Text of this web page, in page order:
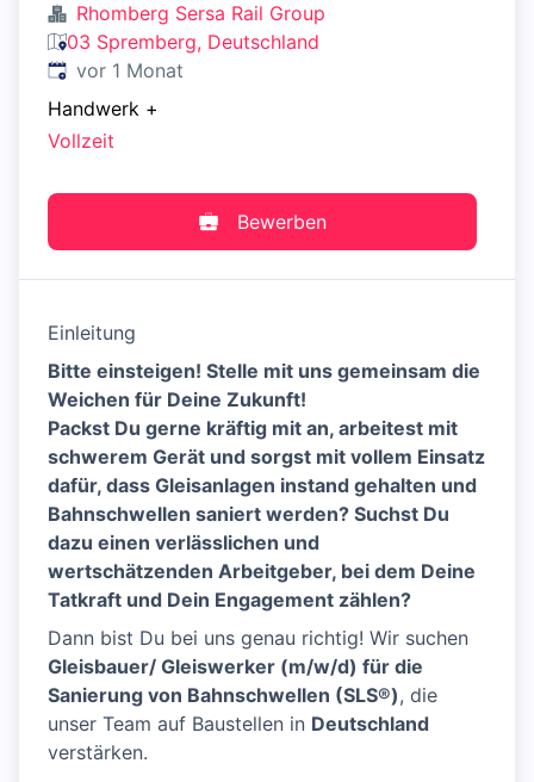
Rhomberg Sersa Rail Group
03 Spremberg, Deutschland
Veröffentlicht:
vor 1 Monat
Handwerk +
Vollzeit
Bewerben
Einleitung
Bitte einsteigen! Stelle mit uns gemeinsam die
Weichen für Deine Zukunft!
Packst Du gerne kräftig mit an, arbeitest mit
schwerem Gerät und sorgst mit vollem Einsatz
dafür, dass Gleisanlagen instand gehalten und
Bahnschwellen saniert werden? Suchst Du
dazu einen verlässlichen und
wertschätzenden Arbeitgeber, bei dem Deine
Tatkraft und Dein Engagement zählen?
Dann bist Du bei uns genau richtig! Wir suchen
Gleisbauer/ Gleiswerker (m/w/d) für die
Sanierung von Bahnschwellen (SLS®), die
unser Team auf Baustellen in Deutschland
verstärken.